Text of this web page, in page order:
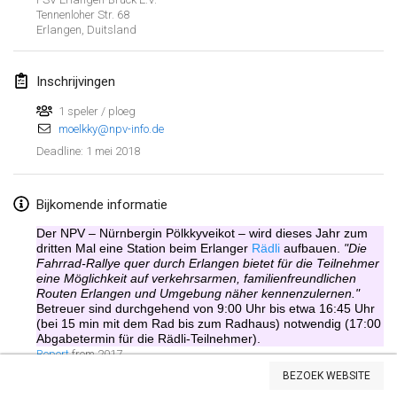
Weergave lijst
Tennenloher Str. 68
Erlangen Duitsland
Inschrijvingen
1 speler / ploeg
moelkky@npv-info.de
Deadline: 1 mei 2018
Bijkomende informatie
Der NPV – Nürnbergin Pölkkyveikot – wird dieses Jahr zum
dritten Mal eine Station beim Erlanger Rädliaufbauen. "Die
Fahrrad-Rallye quer durch Erlangen bietet für die Teilnehmer
eine Möglichkeit auf verkehrsarmen, familienfreundlichen
Routen Erlangen und Umgebung näher kennenzulernen."
Betreuer sind durchgehend von 9:00 Uhr bis etwa 16:45 Uhr
(bei 15 min mit dem Rad bis zum Radhaus) notwendig (17:00
Abgabetermin für die Rädli-Teilnehmer).
Reportfrom 2017
BEZOEK WEBSITE
Lumi Mölkky
Tournoi de la St Valentin
10 feb. 2018|Frankrijk
Faschings-Mölkky
11 feb. 2018|Duitsland
24 feb. 2018|Tsjechië
SM HalliMölkky - Finnish Championship
24 feb. 2018| Finland
Tournoi de l'ASSER